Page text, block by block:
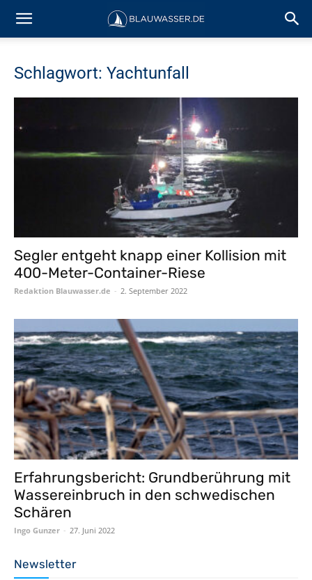
Schlagwort: Yachtunfall
Segler entgeht knapp einer Kollision mit
400-Meter-Container-Riese
Redaktion Blauwasser.de - 2. September 2022
Erfahrungsbericht: Grundberührung mit
Wassereinbruch in den schwedischen
Schären
Ingo Gunzer - 27. Juni 2022
Newsletter